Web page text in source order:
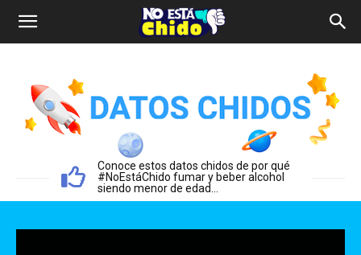
Conoce estos datos chidos de por qué
#NoEstáChido fumar y beber alcohol
siendo menor de edad...